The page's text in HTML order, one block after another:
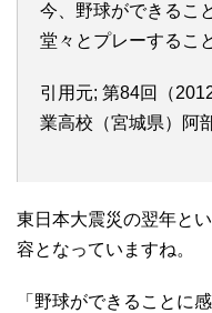
今、野球ができるこ
堂々とプレーするこ
引用元; 第84回（
業高校（宮城県）阿
東日本大震災の翌年と
容となっていますね。
「野球ができることに感